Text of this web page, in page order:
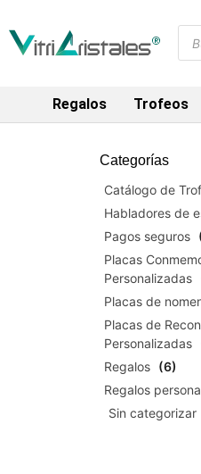
Regalos Trofeos
Categorías
Catálogo de
Habladores de
Pagos seguros
Placas
Personalizadas
Placas de
Placas de
Personalizadas
Regalos (6)
Regalos
Sin categorizar